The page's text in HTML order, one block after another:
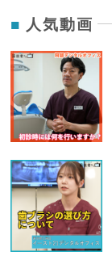
人気動画